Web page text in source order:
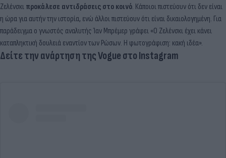
Ζελένσκι προκάλεσε αντιδράσεις στο κοινό. Κάποιοι πιστεύουν ότι δεν είναι
η ώρα για αυτήν την ιστορία, ενώ άλλοι πιστεύουν ότι είναι δικαιολογημένη. Για
παράδειγμα ο γνωστός αναλυτής Ίαν Μπρέμερ γράφει «Ο Ζελένσκι έχει κάνει
καταπληκτική δουλειά εναντίον των Ρώσων. Η φωτογράφιση: κακή ιδέα».
Δείτε την ανάρτηση της Vogue στο Instagram